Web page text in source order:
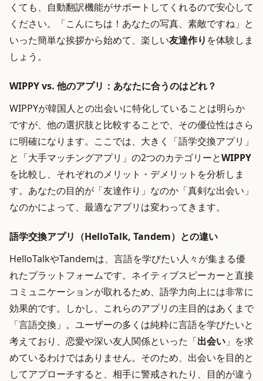
くても、自動翻訳機能がサポートしてくれるので安心して
ください。「こんにちは！あなたの写真、素敵ですね」と
いった簡単な挨拶から始めて、楽しい友達作り を体験しま
しょう。
WIPPY vs. 他のアプリ：あなたに合うのはどれ？
WIPPYが韓国人との出会いに特化していることは明らか
ですが、他の選択肢と比較することで、その優位性はさら
に明確になります。ここでは、大きく「語学交換アプリ」
と「大手マッチングアプリ」の2つのカテゴリーとWIPPY
を比較し、それぞれのメリット・デメリットを分析しま
す。あなたの目的が「友達作り」なのか「真剣な出会い」
なのかによって、最適なアプリは変わってきます。
語学交換アプリ（HelloTalk, Tandem）との違い
HelloTalkやTandemは、言語を学びたい人々が集まる優
れたプラットフォームです。ネイティブスピーカーと直接
コミュニケーションが取れるため、語学力向上には非常に
効果的です。しかし、これらのアプリの主目的はあくまで
「言語交換」。ユーザーの多くは純粋に言語を学びたいと
考えており、恋愛や深い友人関係といった「出会い 」を求
めているわけではありません。そのため、出会いを目的と
してアプローチすると、相手に警戒されたり、目的が違う